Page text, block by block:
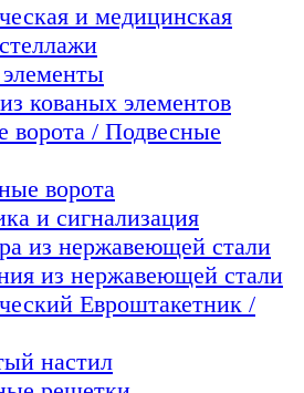
и медицинская
кованых элементов
ворота / Подвесные
ворота
и сигнализация
из нержавеющей стали
из нержавеющей стали
Евроштакетник /
настил